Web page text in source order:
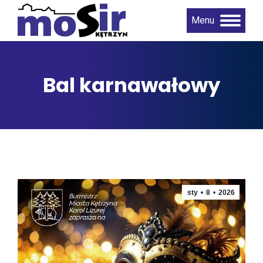
Menu
Bal karnawałowy
sty 8 2026